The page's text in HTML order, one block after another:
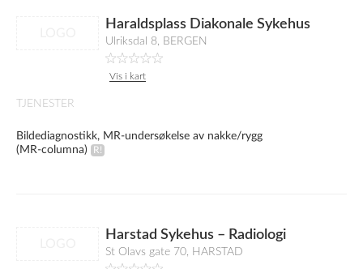
Haraldsplass Diakonale Sykehus
Ulriksdal 8, BERGEN
Vis i kart
TJENESTER
Bildediagnostikk, MR-undersøkelse av nakke/rygg
(MR-columna)
Harstad Sykehus – Radiologi
St Olavs gate 70, HARSTAD